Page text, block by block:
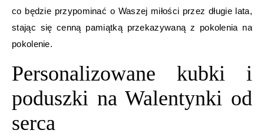
co będzie przypominać o Waszej miłości przez długie lata,
stając się cenną pamiątką przekazywaną z pokolenia na
pokolenie.
Personalizowane kubki i
poduszki na Walentynki od
serca